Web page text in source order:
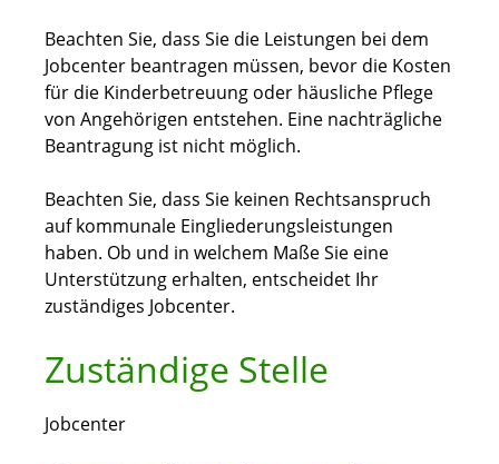
Beachten Sie, dass Sie die Leistungen bei dem
Jobcenter beantragen müssen, bevor die Kosten
für die Kinderbetreuung oder häusliche Pflege
von Angehörigen entstehen. Eine nachträgliche
Beantragung ist nicht möglich.
Beachten Sie, dass Sie keinen Rechtsanspruch
auf kommunale Eingliederungsleistungen
haben. Ob und in welchem Maße Sie eine
Unterstützung erhalten, entscheidet Ihr
zuständiges Jobcenter.
Zuständige Stelle
Jobcenter